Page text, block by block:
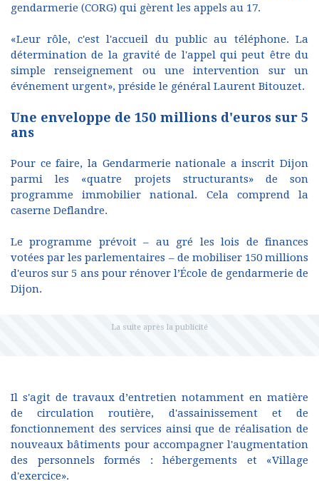
gendarmerie (CORG) qui gèrent les appels au 17.
«Leur rôle, c'est l'accueil du public au téléphone. La
détermination de la gravité de l'appel qui peut être du
simple renseignement ou une intervention sur un
événement urgent», préside le général Laurent Bitouzet.
Une enveloppe de 150 millions d'euros sur 5
ans
Pour ce faire, la Gendarmerie nationale a inscrit Dijon
parmi les «quatre projets structurants» de son
programme immobilier national. Cela comprend la
caserne Deflandre.
Le programme prévoit – au gré les lois de finances
votées par les parlementaires – de mobiliser 150 millions
d'euros sur 5 ans pour rénover l’École de gendarmerie de
Dijon.
Il s'agit de travaux d’entretien notamment en matière
de circulation routière, d'assainissement et de
fonctionnement des services ainsi que de réalisation de
nouveaux bâtiments pour accompagner l'augmentation
des personnels formés : hébergements et «Village
d'exercice».